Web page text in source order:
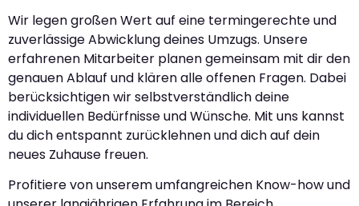
Wir legen großen Wert auf eine termingerechte und
zuverlässige Abwicklung deines Umzugs. Unsere
erfahrenen Mitarbeiter planen gemeinsam mit dir den
genauen Ablauf und klären alle offenen Fragen. Dabei
berücksichtigen wir selbstverständlich deine
individuellen Bedürfnisse und Wünsche. Mit uns kannst
du dich entspannt zurücklehnen und dich auf dein
neues Zuhause freuen.
Profitiere von unserem umfangreichen Know-how und